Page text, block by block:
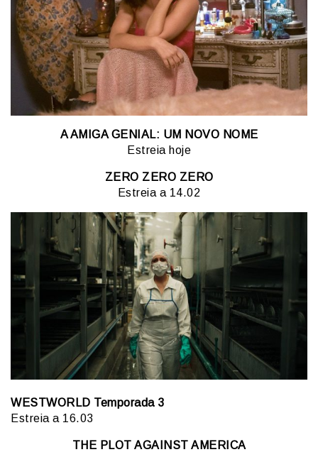
A AMIGA GENIAL: UM NOVO NOME
Estreia hoje
ZERO ZERO ZERO
Estreia a 14.02
WESTWORLD Temporada 3
Estreia a 16.03
THE PLOT AGAINST AMERICA